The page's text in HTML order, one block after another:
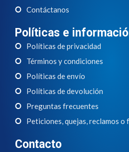
Contáctanos
Políticas e
Políticas de privacidad
Términos y condiciones
Políticas de envío
Políticas de devolución
Preguntas frecuentes
Peticiones, quejas, reclamos
Contacto